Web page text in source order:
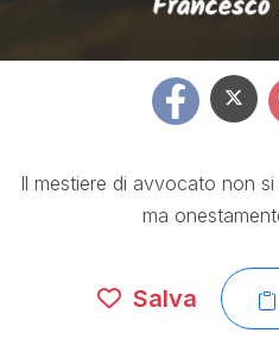
Il mestiere di avvocato non
ma
Salva